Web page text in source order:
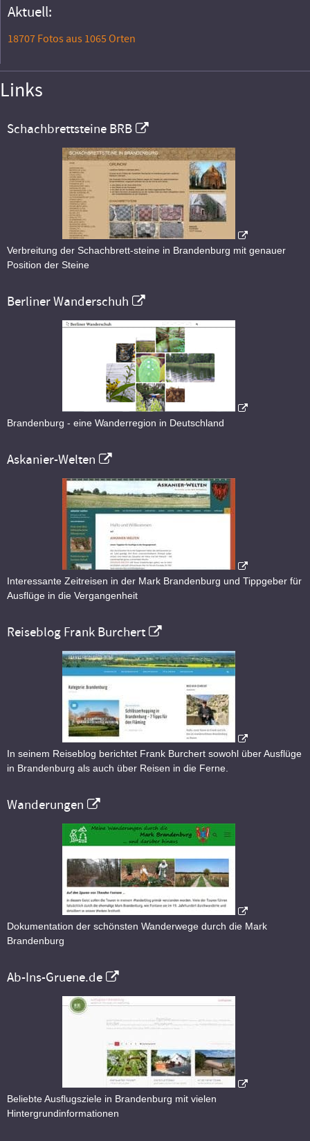
Aktuell:
18707 Fotos aus 1065 Orten
Links
Schachbrettsteine BRB
Verbreitung der Schachbrett-steine in Brandenburg mit genauer
Position der Steine
Berliner Wanderschuh
Brandenburg - eine Wanderregion in Deutschland
Askanier-Welten
Interessante Zeitreisen in der Mark Brandenburg und Tippgeber für
Ausflüge in die Vergangenheit
Reiseblog Frank Burchert
In seinem Reiseblog berichtet Frank Burchert sowohl über Ausflüge
in Brandenburg als auch über Reisen in die Ferne.
Wanderungen
Dokumentation der schönsten Wanderwege durch die Mark
Brandenburg
Ab-Ins-Gruene.de
Beliebte Ausflugsziele in Brandenburg mit vielen
Hintergrundinformationen